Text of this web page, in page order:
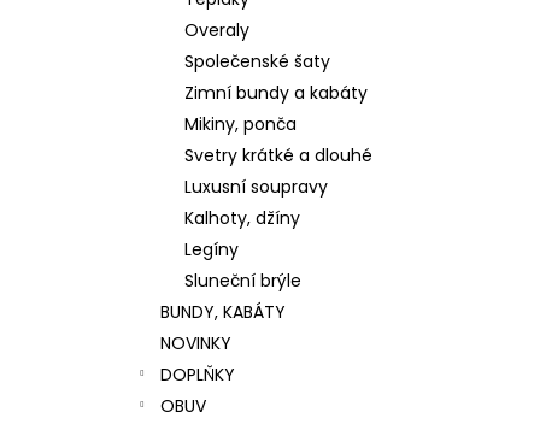
Overaly
Společenské šaty
Zimní bundy a kabáty
Mikiny, ponča
Svetry krátké a dlouhé
Luxusní soupravy
Kalhoty, džíny
Legíny
Sluneční brýle
BUNDY, KABÁTY
NOVINKY
DOPLŇKY
OBUV
LUXUSNÍ ZIMNÍ BUNDA S PRAVOU
KOŽEŠINOU
4 799 Kč
Původně: 5 999 Kč